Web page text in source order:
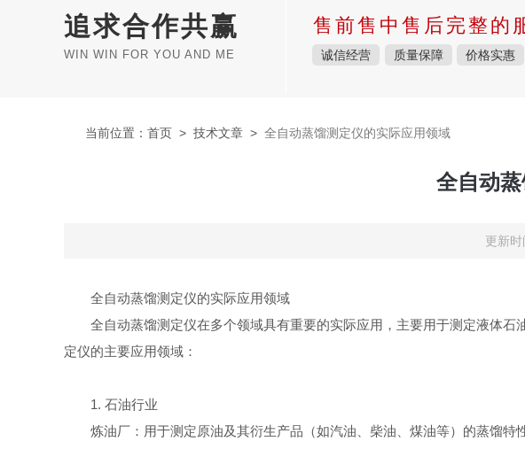
追求合作共赢
WIN WIN FOR YOU AND ME
售前售中售后完整的
诚信经营 质量保障 价格实惠
当前位置： 首页 > 技术文章 > 全自动蒸馏测定仪的实际应用领域
全自动
更新
全自动蒸馏测定仪的实际应用领域
全自动蒸馏测定仪在多个领域具有重要的实际应用，主要用于测定液体
定仪的主要应用领域：
1. 石油行业
炼油厂：用于测定原油及其衍生产品（如汽油、柴油、煤油等）的蒸馏特